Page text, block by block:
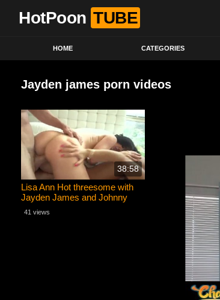
HotPoon TUBE
HOME CATEGORIES
Jayden james porn videos
38:58
Lisa Ann Hot threesome with
Jayden James and Johnny
Sins
41 views